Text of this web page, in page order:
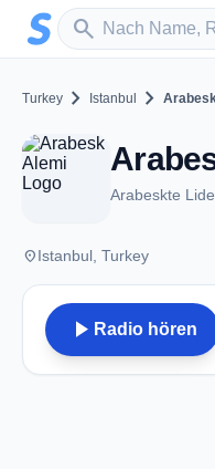
Zum Hauptinhalt springen
search
Sender suchen
Turkey chevron_right Istanbul chevron_right
Arabeskte
placeIstanbul, Turkey
play_arrow Radio hören